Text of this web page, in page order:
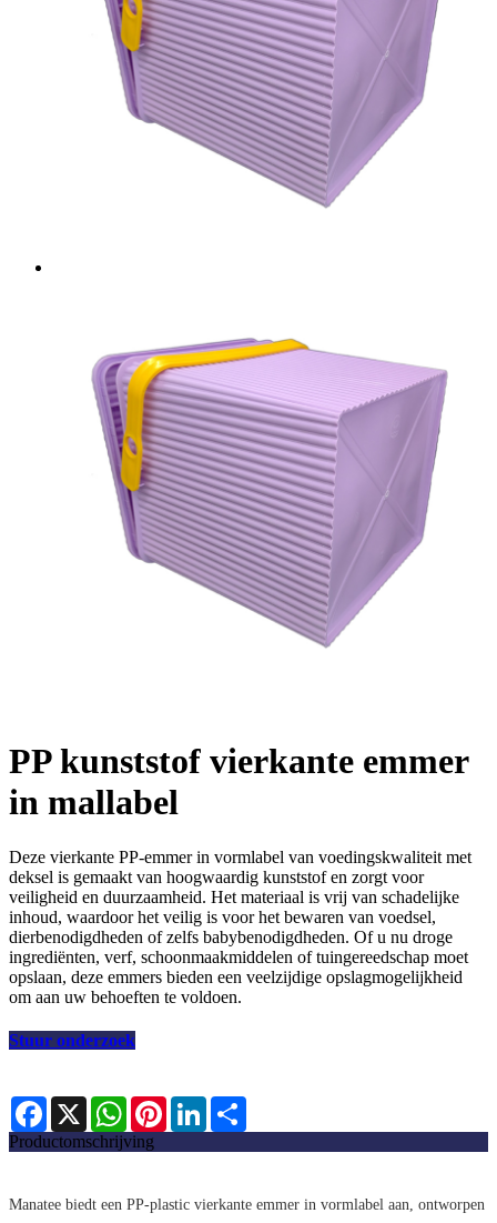
PP kunststof vierkante emmer
in mallabel
Deze vierkante PP-emmer in vormlabel van voedingskwaliteit met
deksel is gemaakt van hoogwaardig kunststof en zorgt voor
veiligheid en duurzaamheid. Het materiaal is vrij van schadelijke
inhoud, waardoor het veilig is voor het bewaren van voedsel,
dierbenodigdheden of zelfs babybenodigdheden. Of u nu droge
ingrediënten, verf, schoonmaakmiddelen of tuingereedschap moet
opslaan, deze emmers bieden een veelzijdige opslagmogelijkheid
om aan uw behoeften te voldoen.
Stuur onderzoek
Facebook
X WhatsAppPinterestLinkedIn
Productomschrijving
Manatee biedt een PP-plastic vierkante emmer in vormlabel aan, ontworpen